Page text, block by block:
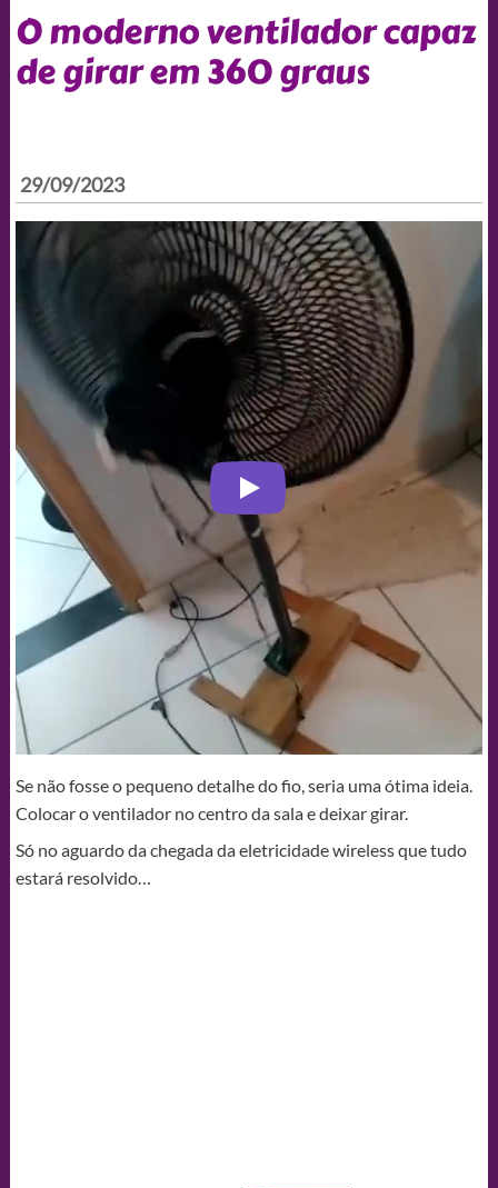
O moderno ventilador capaz
de girar em 360 graus
29/09/2023
Se não fosse o pequeno detalhe do fio, seria uma ótima ideia.
Colocar o ventilador no centro da sala e deixar girar.
Só no aguardo da chegada da eletricidade wireless que tudo
estará resolvido…